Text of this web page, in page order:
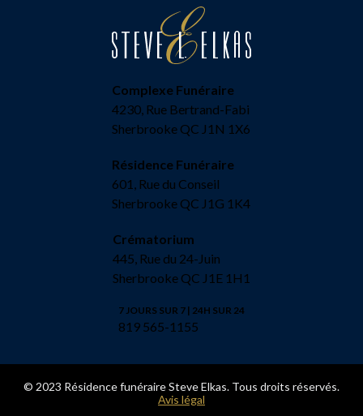
Complexe Funéraire
4230, Rue Bertrand-Fabi
Sherbrooke QC J1N 1X6
Résidence Funéraire
601, Rue du Conseil
Sherbrooke QC J1G 1K4
Crématorium
445, Rue du 24-Juin
Sherbrooke QC J1E 1H1
7 JOURS SUR 7 | 24H SUR 24
819 565-1155
© 2023 Résidence funéraire Steve Elkas. Tous droits réservés.
Avis légal